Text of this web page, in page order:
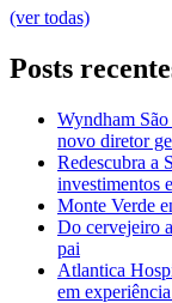
(ver todas)
Posts
Wyndham
novo diretor
Redescubra a
investimentos
Monte Verde
Do cervejeiro
pai
Atlantica
em